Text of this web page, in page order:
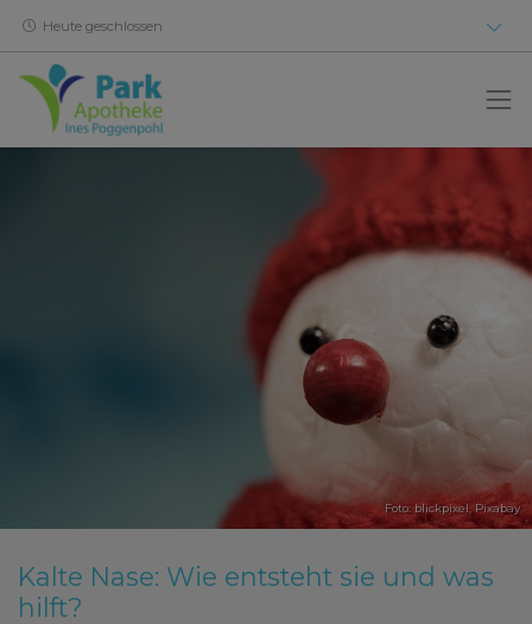
Heute geschlossen
Foto: blickpixel,Pixabay
Kalte Nase: Wie entsteht sie und was
hilft?